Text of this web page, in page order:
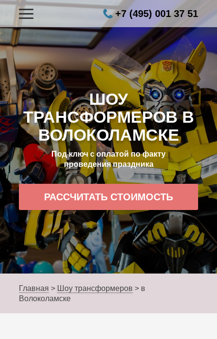
+7 (495) 001 37 51
ШОУ
ТРАНСФОРМЕРОВ В
ВОЛОКОЛАМСКЕ
Под ключ с оплатой по факту
проведения праздника
РАССЧИТАТЬ СТОИМОСТЬ
Главная > Шоу трансформеров > в
Волоколамске